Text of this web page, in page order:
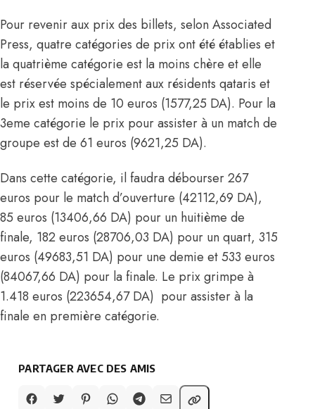
Pour revenir aux prix des billets, selon Associated
Press, quatre catégories de prix ont été établies et
la quatrième catégorie est la moins chère et elle
est réservée spécialement aux résidents qataris et
le prix est moins de 10 euros (1577,25 DA). Pour la
3eme catégorie le prix pour assister à un match de
groupe est de 61 euros (9621,25 DA).
Dans cette catégorie, il faudra débourser 267
euros pour le match d’ouverture (42112,69 DA),
85 euros (13406,66 DA) pour un huitième de
finale, 182 euros (28706,03 DA) pour un quart, 315
euros (49683,51 DA) pour une demie et 533 euros
(84067,66 DA) pour la finale. Le prix grimpe à
1.418 euros (223654,67 DA) pour assister à la
finale en première catégorie.
PARTAGER AVEC DES AMIS